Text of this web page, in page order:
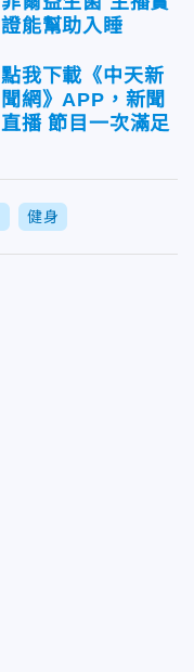
證能幫助入睡
點我下載《中天新
聞網》APP，新聞
直播 節目一次滿足
健身